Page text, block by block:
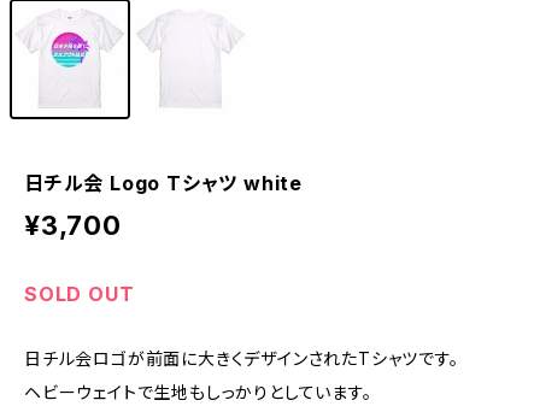
日チル会 Logo Tシャツ white
¥3,700
SOLD OUT
日チル会ロゴが前面に大きくデザインされたTシャツです。
ヘビーウェイトで生地もしっかりとしています。